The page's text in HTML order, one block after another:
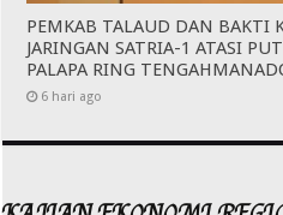
PEMKAB TALAUD DAN BAKTI
JARINGAN SATRIA-1 ATASI
PALAPA RING
6 hari ago